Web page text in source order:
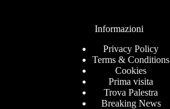
Informazioni
Privacy Policy
Terms & Conditions
Cookies
Prima visita
Trova Palestra
Breaking News